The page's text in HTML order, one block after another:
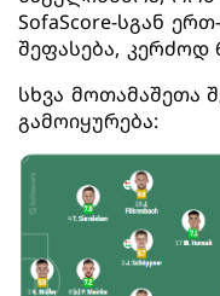
SofaScore-სგან
შეფასება, კერძოდ
სხვა მოთამაშეთა
გამოიყურება: